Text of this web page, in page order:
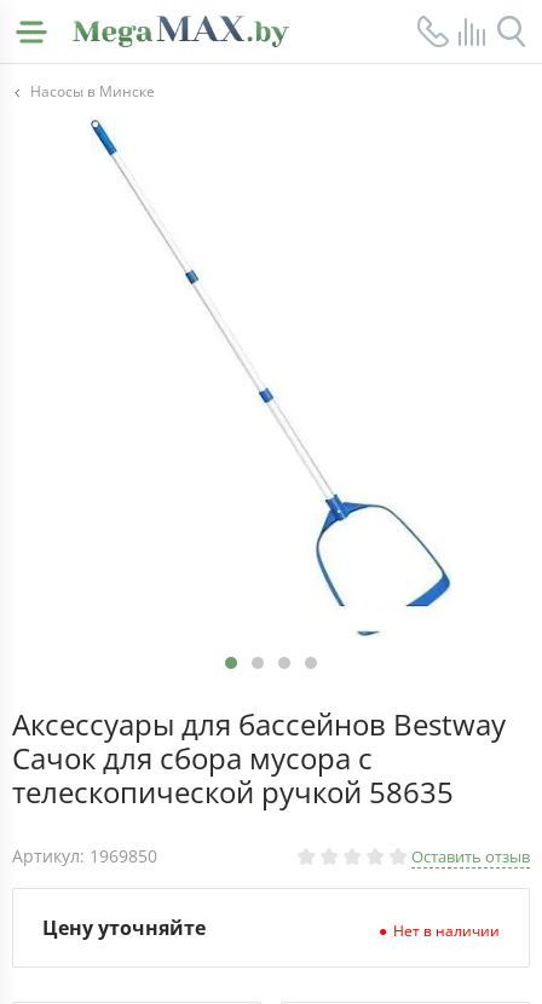
Насосы в Минске
Аксессуары для бассейнов Bestway
Сачок для сбора мусора с
телескопической ручкой 58635
Артикул: 1969850 Оставить отзыв
Цену уточняйте Нет в наличии